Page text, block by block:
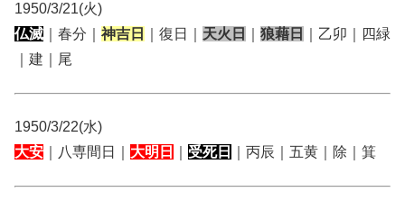
1950/3/21(火)
仏滅 ｜春分｜ 神吉日 ｜復日｜ 天火日 狼藉日
｜乙卯｜四緑
｜建｜尾
1950/3/22(水)
大安 ｜八専間日｜ 大明日 受死日 ｜丙辰｜五黄｜除｜箕